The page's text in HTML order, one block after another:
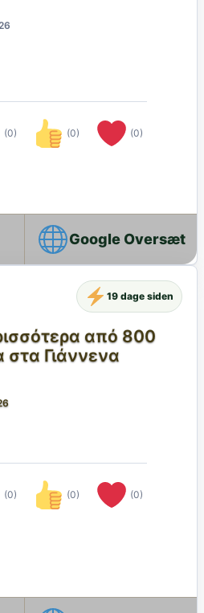
(0) (0) (0)
Google Oversæt
από 800
στα Γιάννενα
(0) (0) (0)
19 dage siden